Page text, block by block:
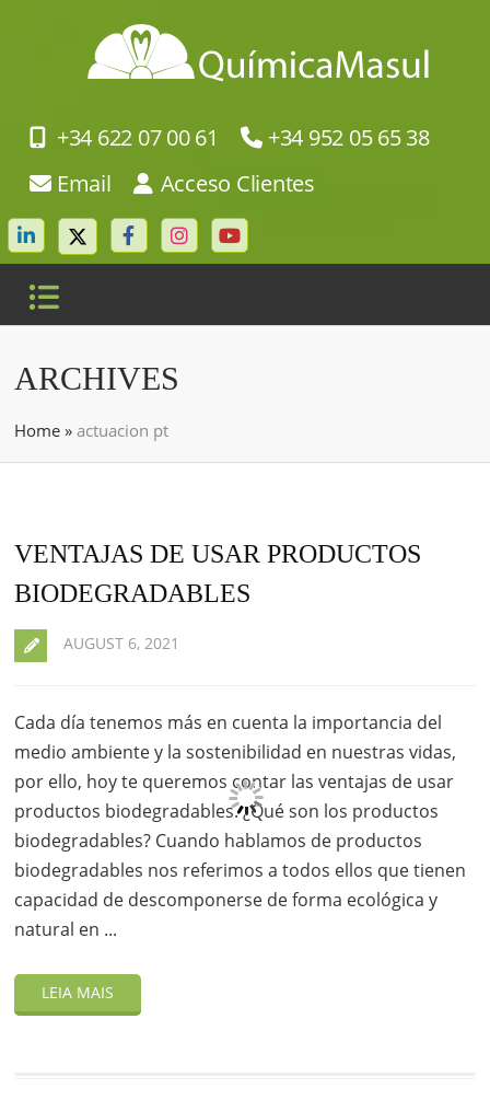
+34 622 07 00 61
+34 952 05 65 38
Email
Acceso Clientes
ARCHIVES
Home »actuacion pt
VENTAJAS DE USAR PRODUCTOS
BIODEGRADABLES
AUGUST 6, 2021
Cada día tenemos más en cuenta la importancia del
medio ambiente y la sostenibilidad en nuestras vidas,
por ello, hoy te queremos contar las ventajas de usar
productos biodegradables. ¿Qué son los productos
biodegradables? Cuando hablamos de productos
biodegradables nos referimos a todos ellos que tienen
capacidad de descomponerse de forma ecológica y
natural en ...